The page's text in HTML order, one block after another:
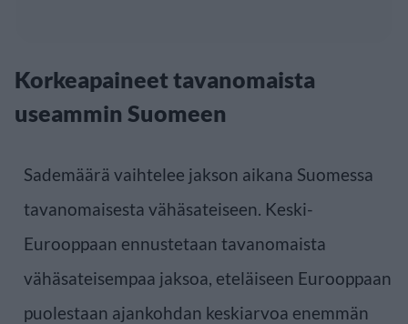
Korkeapaineet tavanomaista
useammin Suomeen
Sademäärä vaihtelee jakson aikana Suomessa
tavanomaisesta vähäsateiseen. Keski-
Eurooppaan ennustetaan tavanomaista
vähäsateisempaa jaksoa, eteläiseen Eurooppaan
puolestaan ajankohdan keskiarvoa enemmän